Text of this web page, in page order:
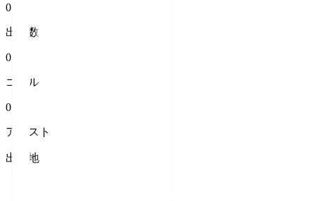
0
出場数
0
ゴール
0
アシスト
出身地